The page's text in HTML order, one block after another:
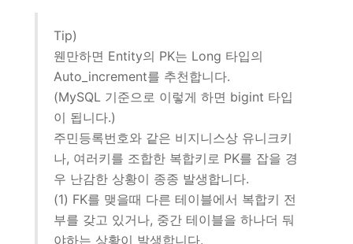
Tip)
웬만하면 Entity의 PK는 Long 타입의
Auto_increment를 추천합니다.
(MySQL 기준으로 이렇게 하면 bigint 타입
이 됩니다.)
주민등록번호와 같은 비지니스상 유니크키
나, 여러키를 조합한 복합키로 PK를 잡을 경
우 난감한 상황이 종종 발생합니다.
(1) FK를 맺을때 다른 테이블에서 복합키 전
부를 갖고 있거나, 중간 테이블을 하나더 둬
야하는 상황이 발생합니다.